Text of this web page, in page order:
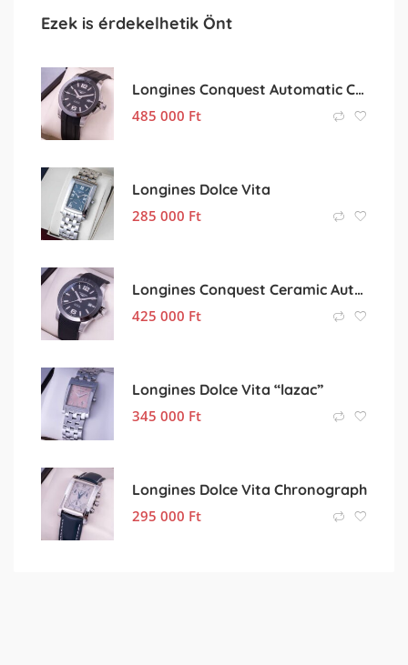
Ezek is érdekelhetik Önt
Longines Conquest Automatic Ceramic
485 000 Ft
Longines Dolce Vita
285 000 Ft
Longines Conquest Ceramic Automatic
425 000 Ft
Longines Dolce Vita “lazac”
345 000 Ft
Longines Dolce Vita Chronograph
295 000 Ft